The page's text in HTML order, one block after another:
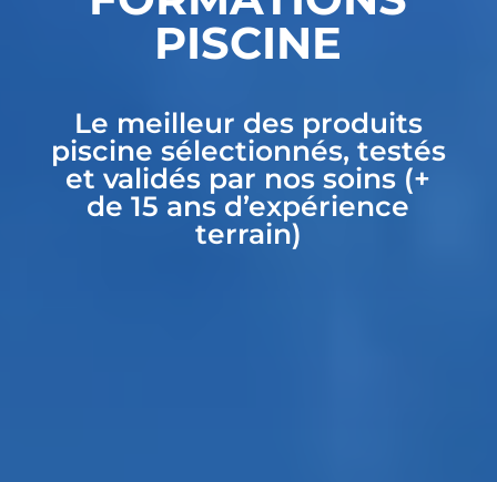
PISCINE
Le meilleur des produits
piscine sélectionnés, testés
et validés par nos soins (+
de 15 ans d’expérience
terrain)